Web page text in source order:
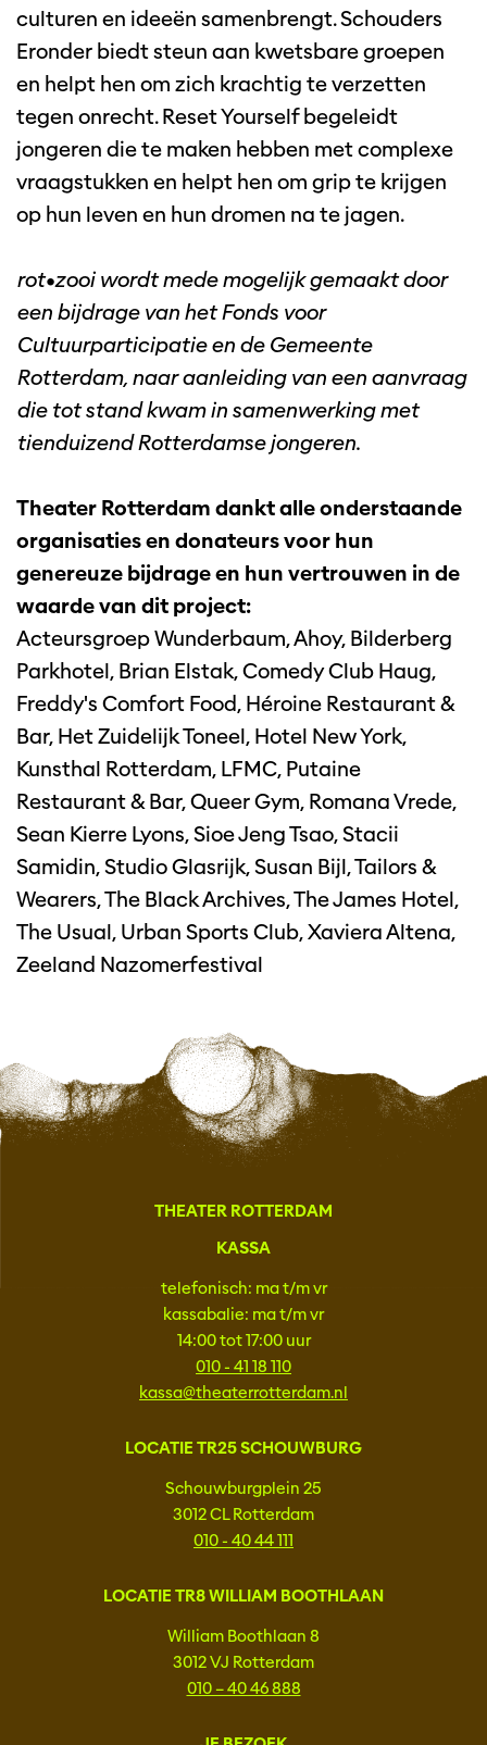
culturen en ideeën samenbrengt. Schouders
Eronder biedt steun aan kwetsbare groepen
en helpt hen om zich krachtig te verzetten
tegen onrecht. Reset Yourself begeleidt
jongeren die te maken hebben met complexe
vraagstukken en helpt hen om grip te krijgen
op hun leven en hun dromen na te jagen.
rot•zooi wordt mede mogelijk gemaakt door
een bijdrage van het Fonds voor
Cultuurparticipatie en de Gemeente
Rotterdam, naar aanleiding van een aanvraag
die tot stand kwam in samenwerking met
tienduizend Rotterdamse jongeren.
Theater Rotterdam dankt alle onderstaande
organisaties en donateurs voor hun
genereuze bijdrage en hun vertrouwen in de
waarde van dit project:
Acteursgroep Wunderbaum, Ahoy, Bilderberg
Parkhotel, Brian Elstak, Comedy Club Haug,
Freddy's Comfort Food, Héroine Restaurant &
Bar, Het Zuidelijk Toneel, Hotel New York,
Kunsthal Rotterdam, LFMC, Putaine
Restaurant & Bar, Queer Gym, Romana Vrede,
Sean Kierre Lyons, Sioe Jeng Tsao, Stacii
Samidin, Studio Glasrijk, Susan Bijl, Tailors &
Wearers, The Black Archives, The James Hotel,
The Usual, Urban Sports Club, Xaviera Altena,
Zeeland Nazomerfestival
THEATER ROTTERDAM
KASSA
telefonisch: ma t/m vr
kassabalie: ma t/m vr
14:00 tot 17:00 uur
010 - 41 18 110
kassa@theaterrotterdam.nl
LOCATIE TR25 SCHOUWBURG
Schouwburgplein 25
3012 CL Rotterdam
010 - 40 44 111
LOCATIE TR8 WILLIAM BOOTHLAAN
William Boothlaan 8
3012 VJ Rotterdam
010 – 40 46 888